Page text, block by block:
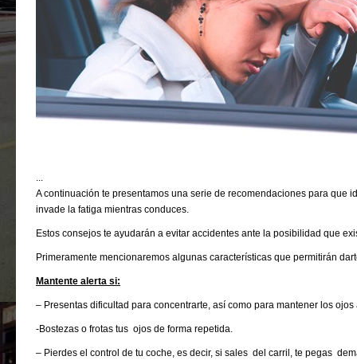
...
A continuación te presentamos una serie de recomendaciones para que
invade la fatiga mientras conduces.
Estos consejos te ayudarán a evitar accidentes ante la posibilidad que
Primeramente mencionaremos algunas características que permitirán
Mantente alerta si:
– Presentas dificultad para concentrarte, así como para mantener los
-Bostezas o frotas tus ojos de forma repetida.
– Pierdes el control de tu coche, es decir, si sales del carril, te pegas